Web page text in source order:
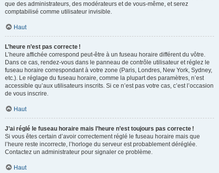
que des administrateurs, des modérateurs et de vous-même, et serez
comptabilisé comme utilisateur invisible.
Haut
L’heure n’est pas correcte !
L’heure affichée correspond peut-être à un fuseau horaire différent du vôtre.
Dans ce cas, rendez-vous dans le panneau de contrôle utilisateur et réglez le
fuseau horaire correspondant à votre zone (Paris, Londres, New York, Sydney,
etc.). Le réglage du fuseau horaire, comme la plupart des paramètres, n’est
accessible qu’aux utilisateurs inscrits. Si ce n’est pas votre cas, c’est l’occasion
de vous inscrire.
Haut
J’ai réglé le fuseau horaire mais l’heure n’est toujours pas correcte !
Si vous êtes certain d’avoir correctement réglé le fuseau horaire mais que
l’heure reste incorrecte, l’horloge du serveur est probablement déréglée.
Contactez un administrateur pour signaler ce problème.
Haut